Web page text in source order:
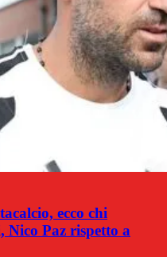
ecco chi
Nico Paz rispetto a